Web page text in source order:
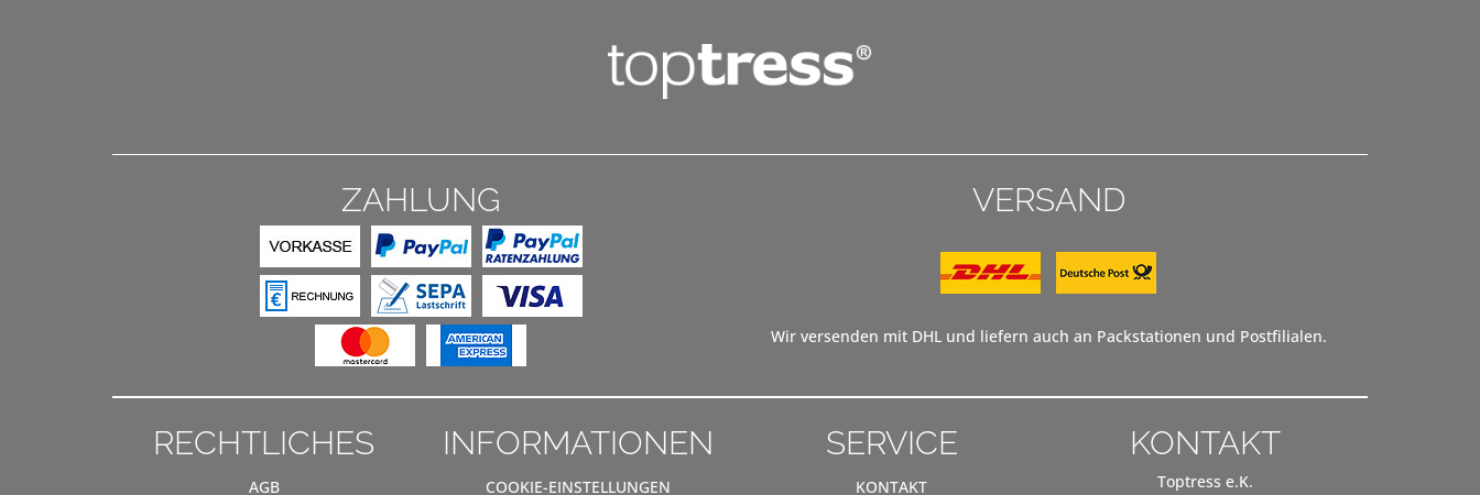
ZAHLUNG VERSAND
Wir versenden mit DHL und liefern auch an Packstationen und Postfilialen.
RECHTLICHES
AGB
INFORMATIONEN
COOKIE-EINSTELLUNGEN
SERVICE
KONTAKT
KONTAKT
Toptress e.K.